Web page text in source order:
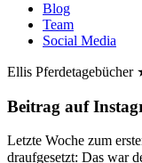
Blog
Team
Social Media
Ellis Pferdetagebücher
Beitrag auf
Letzte Woche zum
draufgesetzt: Das war